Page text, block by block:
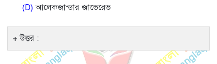
(D)আলেকজান্ডার জাভেরেভ
উত্তর :